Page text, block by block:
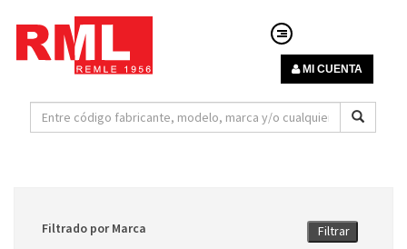
MI CUENTA
Filtrar
Filtrado por Marca